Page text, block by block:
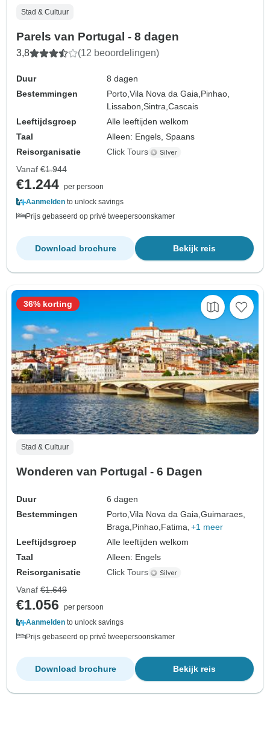
Stad & Cultuur
Parels van Portugal - 8 dagen
3,8 (12 beoordelingen)
Duur
8 dagen
Bestemmingen
Porto,Vila Nova da Gaia,Pinhao,
Lissabon,Sintra,Cascais
Leeftijdsgroep
Alle leeftijden welkom
Taal
Alleen: Engels, Spaans
Reisorganisatie
Click Tours
Vanaf €1.944
€1.244 per persoon
Aanmelden to unlock savings
Prijs gebaseerd op privé tweepersoonskamer
Bekijk reis
Download brochure
Stad & Cultuur
Wonderen van Portugal - 6 Dagen
Duur
6 dagen
Bestemmingen
Porto,Vila Nova da Gaia,Guimaraes,
Braga,Pinhao,Fatima, +1 meer
Leeftijdsgroep
Alle leeftijden welkom
Taal
Alleen: Engels
Reisorganisatie
Click Tours
36% korting
Vanaf €1.649
€1.056
per persoon
Aanmelden to unlock savings
Prijs gebaseerd op privé tweepersoonskamer
Bekijk reis
Download brochure